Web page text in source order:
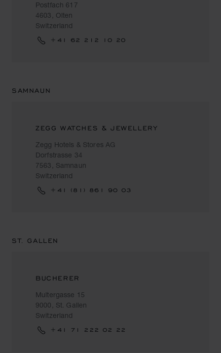
Postfach 617
4603, Olten
Switzerland
+41 62 212 10 20
SAMNAUN
ZEGG WATCHES & JEWELLERY
Zegg Hotels & Stores AG
Dorfstrasse 34
7563, Samnaun
Switzerland
+41 (81) 861 90 03
ST. GALLEN
BUCHERER
Multergasse 15
9000, St. Gallen
Switzerland
+41 71 222 02 22